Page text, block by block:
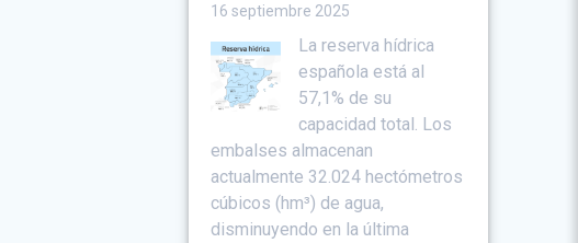
16 septiembre 2025
La reserva hídrica
española está al
57,1% de su
capacidad total. Los
embalses almacenan
actualmente 32.024 hectómetros
cúbicos (hm³) de agua,
disminuyendo en la última